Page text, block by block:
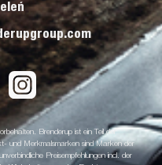
Brenderup ist ein Teil der
und Merkmalsmarken sind Marken der
Preisempfehlungen incl. der